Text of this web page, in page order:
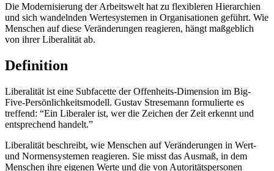
Die Modernisierung der Arbeitswelt hat zu flexibleren Hierarchien
und sich wandelnden Wertesystemen in Organisationen geführt. Wie
Menschen auf diese Veränderungen reagieren, hängt maßgeblich
von ihrer Liberalität ab.
Definition
Liberalität ist eine Subfacette der Offenheits-Dimension im Big-
Five-Persönlichkeitsmodell. Gustav Stresemann formulierte es
treffend: “Ein Liberaler ist, wer die Zeichen der Zeit erkennt und
entsprechend handelt.”
Liberalität beschreibt, wie Menschen auf Veränderungen in Wert-
und Normensystemen reagieren. Sie misst das Ausmaß, in dem
Menschen ihre eigenen Werte und die von Autoritätspersonen